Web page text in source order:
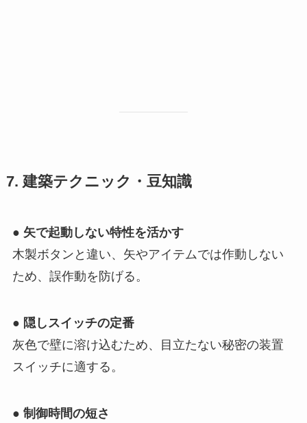
7. 建築テクニック・豆知識
● 矢で起動しない特性を活かす
木製ボタンと違い、矢やアイテムでは作動しない
ため、誤作動を防げる。
● 隠しスイッチの定番
灰色で壁に溶け込むため、目立たない秘密の装置
スイッチに適する。
● 制御時間の短さ